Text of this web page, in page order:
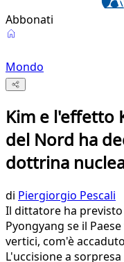
Abbonati
Mondo
Kim e l'effetto
del Nord ha
dottrina
di Piergiorgio Pescali
Il dittatore ha
Pyongyang se il
vertici, com'è
L'uccisione a